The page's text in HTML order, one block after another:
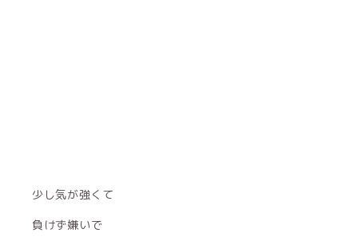
少し気が強くて
負けず嫌いで